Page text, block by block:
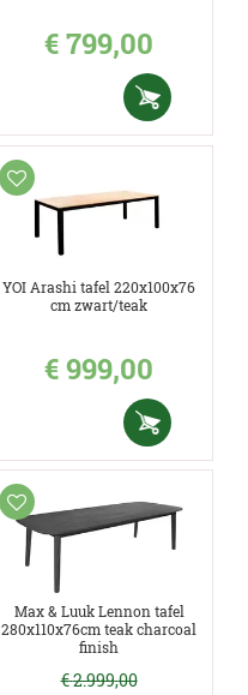
€799,00
YOI Arashi tafel 220x100x76
cm zwart/teak
€999,00
Max & Luuk Lennon tafel
280x110x76cm teak charcoal
finish
€2.999,00